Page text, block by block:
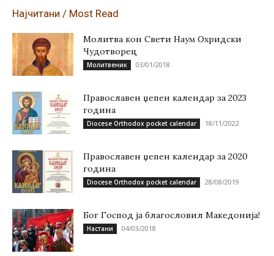
Најчитани / Most Read
Молитва кон Свети Наум Охридски
Чудотворец
Молитвеник 03/01/2018
Православен џепен календар за 2023
година
Diocese Orthodox pocket calendar 18/11/2022
Православен џепен календар за 2020
година
Diocese Orthodox pocket calendar 28/08/2019
Бог Господ ја благословил Македонија!
Настани 04/03/2018